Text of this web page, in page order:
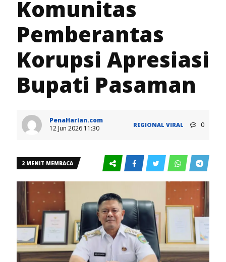
Komunitas
Pemberantas
Korupsi Apresiasi
Bupati Pasaman
PenaHarian.com
12 Jun 2026 11:30
REGIONAL VIRAL 0
2 MENIT MEMBACA